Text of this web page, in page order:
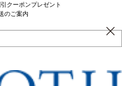
クーポンプレゼント
のご案内